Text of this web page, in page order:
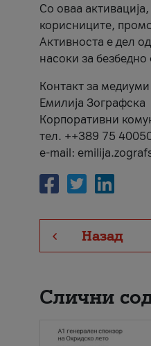
Со оваа
корисниците,
Активноста е дел
насоки за
Контакт за
Емилија Зографска
Корпоративни
тел. ++389 75
e-mail:
Назад
Слични